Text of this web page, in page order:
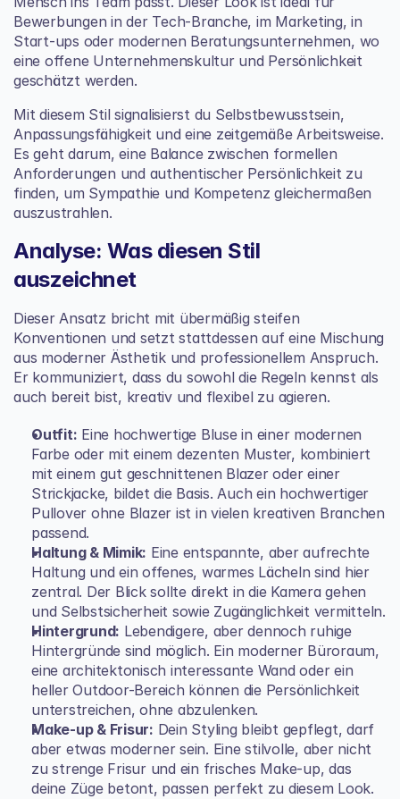
Bewerbungen in der Tech-Branche, im Marketing, in
Start-ups oder modernen Beratungsunternehmen, wo
eine offene Unternehmenskultur und Persönlichkeit
geschätzt werden.
Mit diesem Stil signalisierst du Selbstbewusstsein,
Anpassungsfähigkeit und eine zeitgemäße Arbeitsweise.
Es geht darum, eine Balance zwischen formellen
Anforderungen und authentischer Persönlichkeit zu
finden, um Sympathie und Kompetenz gleichermaßen
auszustrahlen.
Analyse: Was diesen Stil
auszeichnet
Dieser Ansatz bricht mit übermäßig steifen
Konventionen und setzt stattdessen auf eine Mischung
aus moderner Ästhetik und professionellem Anspruch.
Er kommuniziert, dass du sowohl die Regeln kennst als
auch bereit bist, kreativ und flexibel zu agieren.
Outfit: Eine hochwertige Bluse in einer modernen
Farbe oder mit einem dezenten Muster, kombiniert
mit einem gut geschnittenen Blazer oder einer
Strickjacke, bildet die Basis. Auch ein hochwertiger
Pullover ohne Blazer ist in vielen kreativen Branchen
passend.
Haltung & Mimik: Eine entspannte, aber aufrechte
Haltung und ein offenes, warmes Lächeln sind hier
zentral. Der Blick sollte direkt in die Kamera gehen
und Selbstsicherheit sowie Zugänglichkeit vermitteln.
Hintergrund: Lebendigere, aber dennoch ruhige
Hintergründe sind möglich. Ein moderner Büroraum,
eine architektonisch interessante Wand oder ein
heller Outdoor-Bereich können die Persönlichkeit
unterstreichen, ohne abzulenken.
Make-up & Frisur: Dein Styling bleibt gepflegt, darf
aber etwas moderner sein. Eine stilvolle, aber nicht
zu strenge Frisur und ein frisches Make-up, das
deine Züge betont, passen perfekt zu diesem Look.